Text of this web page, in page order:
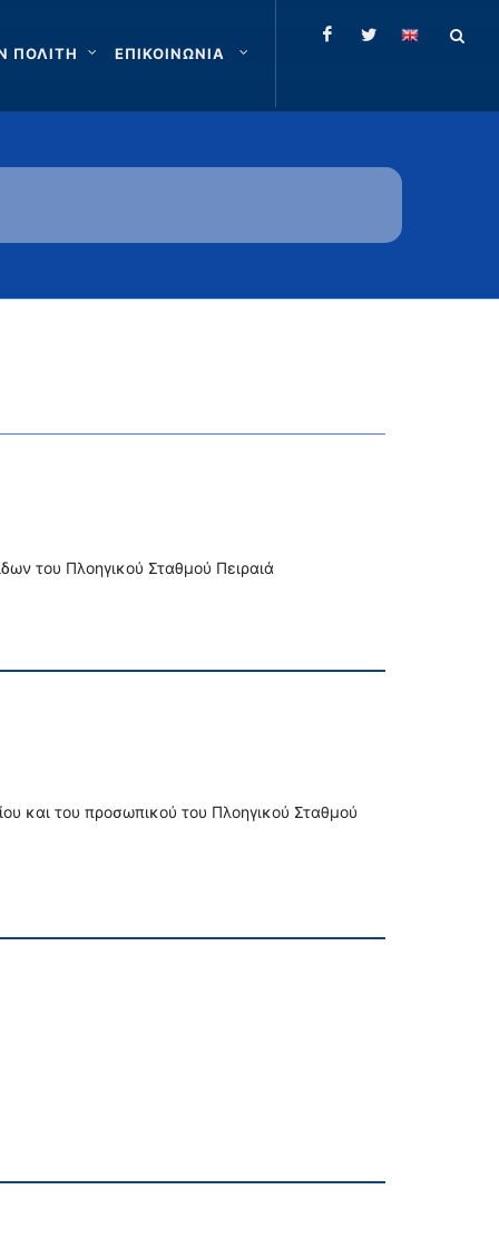
ΠΟΛΙΤΗ ΕΠΙΚΟΙΝΩΝΙΑ
του Πλοηγικού Σταθμού Πειραιά
και του προσωπικού του Πλοηγικού Σταθμού